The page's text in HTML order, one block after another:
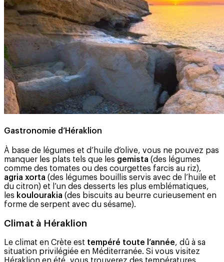
Gastronomie d’Héraklion
À base de légumes et d’huile d’olive, vous ne pouvez pas
manquer les plats tels que les gemista (des légumes
comme des tomates ou des courgettes farcis au riz),
agria xorta (des légumes bouillis servis avec de l’huile et
du citron) et l’un des desserts les plus emblématiques,
les koulourakia (des biscuits au beurre curieusement en
forme de serpent avec du sésame).
Climat à Héraklion
Le climat en Crète est tempéré toute l’année, dû à sa
situation privilégiée en Méditerranée. Si vous visitez
Héraklion en été, vous trouverez des températures